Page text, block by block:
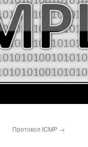
Протокол ICMP →